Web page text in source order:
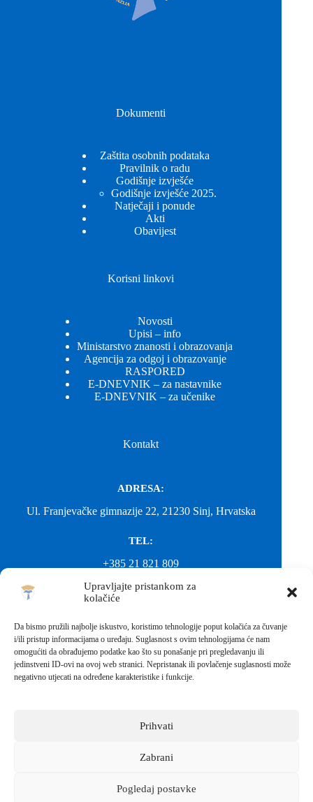
Upravljajte pristankom za
kolačiće
Da bismo pružili najbolje iskustvo, koristimo tehnologije poput kolačića za čuvanje
i/ili pristup informacijama o uređaju. Suglasnost s ovim tehnologijama će nam
omogućiti da obrađujemo podatke kao što su ponašanje pri pregledavanju ili
jedinstveni ID-ovi na ovoj web stranici. Nepristanak ili povlačenje suglasnosti može
negativno utjecati na određene karakteristike i funkcije.
Prihvati
Zabrani
Pogledaj postavke
Dokumenti
Zaštita osobnih podataka
Pravilnik o radu
Godišnje izvješće
Godišnje izvješće 2025.
Natječaji i ponude
Akti
Obavijest
Korisni linkovi
Novosti
Upisi – info
Ministarstvo znanosti i obrazovanja
Agencija za odgoj i obrazovanje
RASPORED
E-DNEVNIK – za nastavnike
E-DNEVNIK – za učenike
Kontakt
ADRESA:
Ul. Franjevačke gimnazije 22, 21230 Sinj, Hrvatska
TEL:
+385 21 821 809
EMAIL:
EMAIL:
fkgsinj@gmail.com
Svako neovlašteno preuzimanje fotografija i sadržaja s ove web
Sva prava pridržana © 2026 - FRANJEVAČKA KLASIČNA
PRAVOM JAVNOSTI